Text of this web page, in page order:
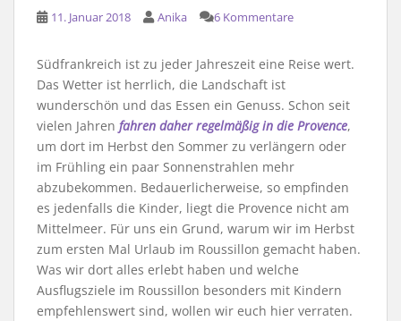
11. Januar 2018 Anika 6 Kommentare
Südfrankreich ist zu jeder Jahreszeit eine Reise wert.
Das Wetter ist herrlich, die Landschaft ist
wunderschön und das Essen ein Genuss. Schon seit
vielen Jahren fahren daher regelmäßig in die Provence,
um dort im Herbst den Sommer zu verlängern oder
im Frühling ein paar Sonnenstrahlen mehr
abzubekommen. Bedauerlicherweise, so empfinden
es jedenfalls die Kinder, liegt die Provence nicht am
Mittelmeer. Für uns ein Grund, warum wir im Herbst
zum ersten Mal Urlaub im Roussillon gemacht haben.
Was wir dort alles erlebt haben und welche
Ausflugsziele im Roussillon besonders mit Kindern
empfehlenswert sind, wollen wir euch hier verraten.